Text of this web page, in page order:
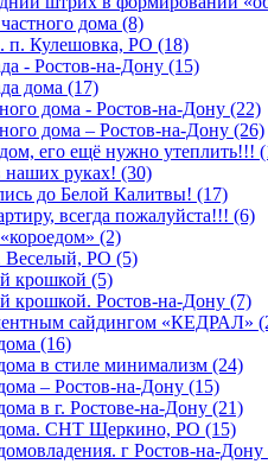
дома (8)
п. Кулешовка, РО (18)
- Ростов-на-Дону (15)
дома (17)
дома - Ростов-на-Дону (22)
дома – Ростов-на-Дону (26)
его ещё нужно утеплить!!!
руках! (30)
до Белой Калитвы! (17)
всегда пожалуйста!!! (6)
(2)
Веселый, РО (5)
крошкой (5)
крошкой. Ростов-на-Дону (7)
сайдингом «КЕДРАЛ»
(16)
в стиле минимализм (24)
– Ростов-на-Дону (15)
в г. Ростове-на-Дону (21)
дома. СНТ Щеркино, РО (15)
г Ростов-на-Дону